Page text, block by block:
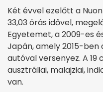
Két évvel ezelőtt a
33,03 órás idővel,
Egyetemet, a 2009-es
Japán, amely 2015-ben
autóval versenyez. A
ausztráliai, malajziai,
van.